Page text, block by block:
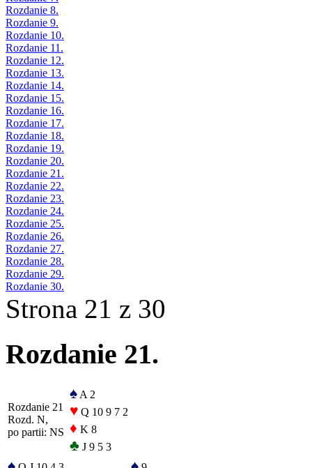
Rozdanie 8.
Rozdanie 9.
Rozdanie 10.
Rozdanie 11.
Rozdanie 12.
Rozdanie 13.
Rozdanie 14.
Rozdanie 15.
Rozdanie 16.
Rozdanie 17.
Rozdanie 18.
Rozdanie 19.
Rozdanie 20.
Rozdanie 21.
Rozdanie 22.
Rozdanie 23.
Rozdanie 24.
Rozdanie 25.
Rozdanie 26.
Rozdanie 27.
Rozdanie 28.
Rozdanie 29.
Rozdanie 30.
Strona 21 z 30
Rozdanie 21.
Rozdanie 21
Rozd. N,
po partii: NS
♠ A 2
♥ Q 10 9 7 2
♦ K 8
♣ J 9 5 3